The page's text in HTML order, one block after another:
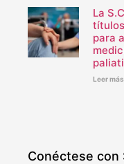
La
para
Leer
Conéctese con